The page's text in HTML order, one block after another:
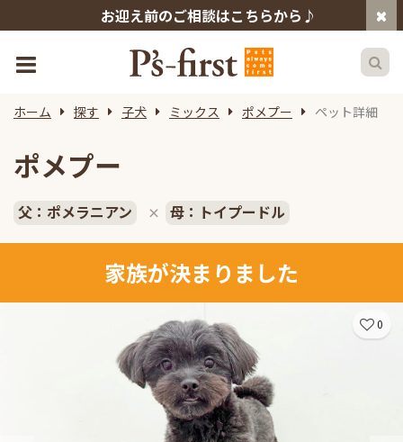
お迎え前のご相談はこちらから♪
ホーム 探す 子犬 ミックス ポメプー ペット詳細
ポメプー
父：ポメラニアン × 母：トイプードル
家族が決まりました
0